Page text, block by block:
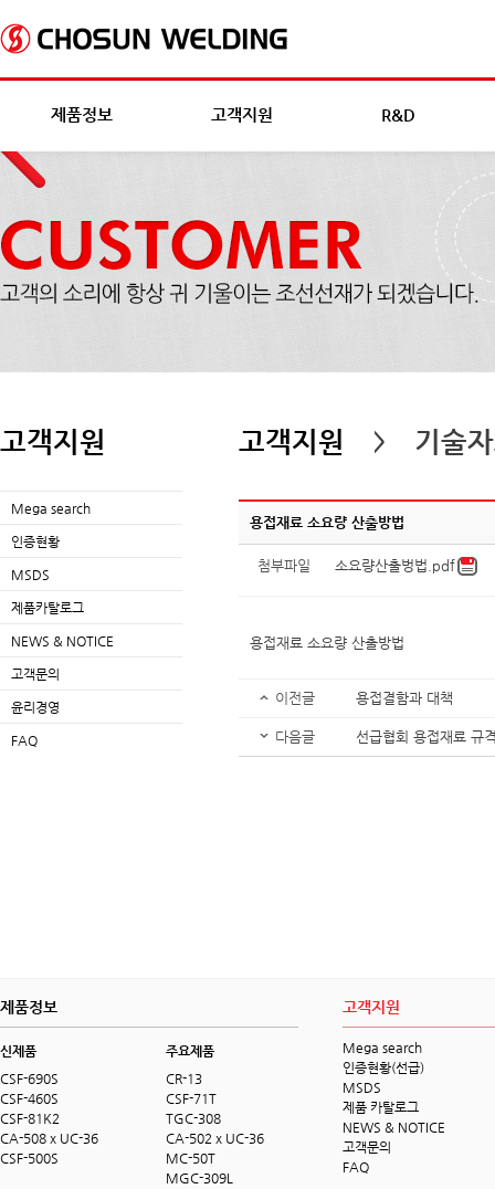
제품정보 고객지원 R&D
고객지원
Mega search
인증현황
MSDS
제품카탈로그
NEWS & NOTICE
고객문의
윤리경영
FAQ
고객지원 > 기술
용접재료 소요량 산출방법
첨부파일 소요량산출벙법.pdf
용접재료 소요량 산출방법
이전글 용접결함과 대책
다음글 선급협회 용접재료 규
제품정보
신제품
CSF-690S
CSF-460S
CSF-81K2
CA-508 x UC-36
CSF-500S
주요제품
CR-13
CSF-71T
TGC-308
CA-502 x UC-36
MC-50T
MGC-309L
고객지원
Mega search
인증현황(선급)
MSDS
제품 카탈로그
NEWS & NOTICE
고객문의
FAQ